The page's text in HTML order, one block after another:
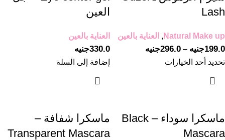
Lash
Natural Make up
, العناية بالعين
199.0جنيه –
296.0جنيه
تحديد أحد الخيارات
العين
العناية بالعين
330.0جنيه
إضافة إلى السلة
ماسكرا سوداء – Black
Mascara
ماسكرا شفافة –
Transparent Mascara